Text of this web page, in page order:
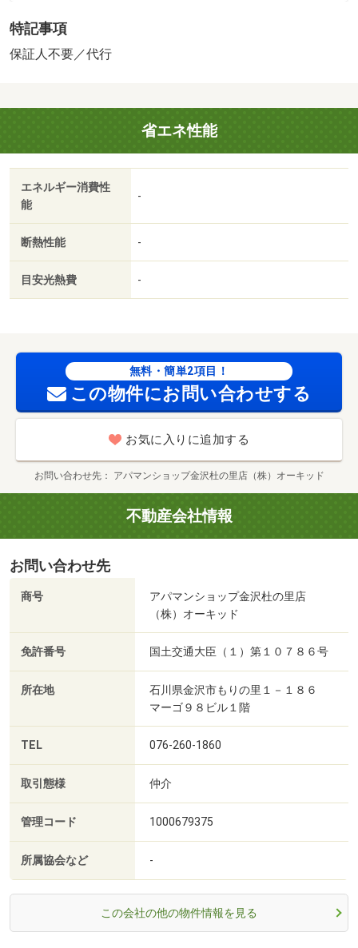
料金はご契約前にＬＰガス事業者にご確認いただけま
す。 ガス料金の請求は大和リビングにて行います（承諾
ト／バストイレ別／バルコニー／エアコン／ガスコンロ対
応／クロゼット／フローリング／シャワー付洗面台／ＴＶ
インターホン／浴室乾燥機／オートロック／室内洗濯置／
シューズボックス／システムキッチン／追焚機能浴室／温
水洗浄便座／エレベーター／宅配ボックス／即入居可／敷
金不要／防犯カメラ／照明付／保証人不要／２沿線利用可
ガス／保証会社利用可／ローソン 金沢芳斉二丁目店（コ
ンビニ）まで１３４ｍ／スギ薬局武蔵町店（ドラッグスト
ア）まで２８７ｍ／セブン－イレブン金沢芳斉２丁目店
ーパー）まで１０１９ｍ／スギ薬局元車店（ドラッグスト
ア）まで１２４８ｍ/賃貸戸数:35戸
特記事項
保証人不要／代行
省エネ性能
エネルギー消費性
能
-
断熱性能 -
目安光熱費 -
無料・簡単2項目！
この物件にお問い合わせする
お気に入りに追加する
お問い合わせ先 アパマンショップ金沢杜の里店（株）オーキッド
不動産会社情報
お問い合わせ先
商号
アパマンショップ金沢杜の里店
（株）オーキッド
免許番号 国土交通大臣（１）第１０７８６号
所在地
石川県金沢市もりの里１－１８６
マーゴ９８ビル１階
TEL 076-260-1860
取引態様 仲介
管理コード 1000679375
所属協会など -
この会社の他の物件情報を見る